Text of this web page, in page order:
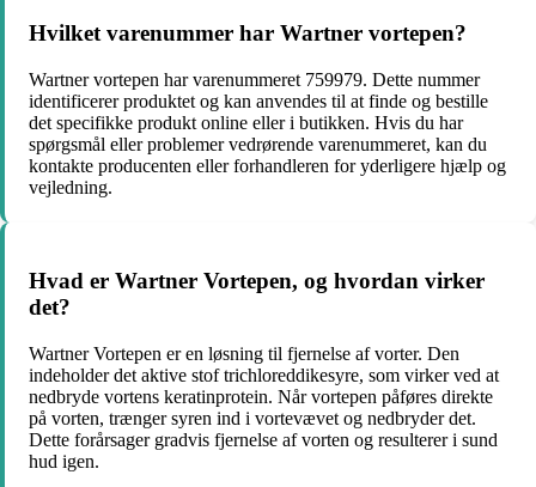
Hvilket varenummer har Wartner vortepen?
Wartner vortepen har varenummeret 759979. Dette nummer
identificerer produktet og kan anvendes til at finde og bestille
det specifikke produkt online eller i butikken. Hvis du har
spørgsmål eller problemer vedrørende varenummeret, kan du
kontakte producenten eller forhandleren for yderligere hjælp og
vejledning.
Hvad er Wartner Vortepen, og hvordan virker
det?
Wartner Vortepen er en løsning til fjernelse af vorter. Den
indeholder det aktive stof trichloreddikesyre, som virker ved at
nedbryde vortens keratinprotein. Når vortepen påføres direkte
på vorten, trænger syren ind i vortevævet og nedbryder det.
Dette forårsager gradvis fjernelse af vorten og resulterer i sund
hud igen.